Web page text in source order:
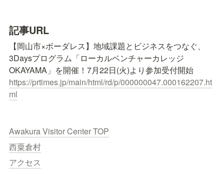
記事URL
【岡山市×ボーダレス】地域課題とビジネスをつなぐ、
3Daysプログラム「ローカルベンチャーカレッジ
https://prtimes.jp/main/html/rd/p/000000047.000162207.ht
ml
Awakura Visitor Center TOP
西粟倉村
アクセス